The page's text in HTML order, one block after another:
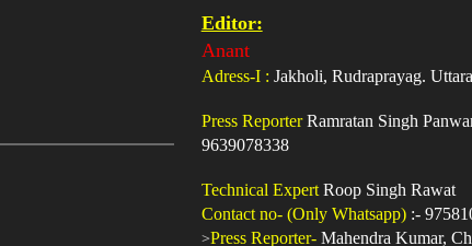
Editor:
Anant
Adress-I : Jakholi, Rudraprayag.
Press ReporterRamratan Singh
9639078338
Technical ExpertRoop Singh Rawat
Contact no- (Only Whatsapp) :-
>Press Reporter-Mahendra Kumar,